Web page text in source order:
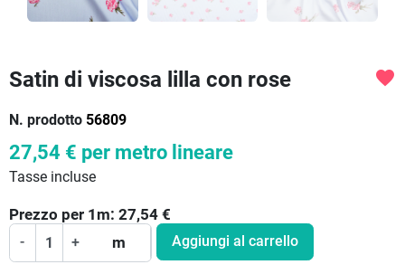
Satin di viscosa lilla con rose
N. prodotto 56809
favorite
27,54 € per metro lineare
Tasse incluse
Prezzo per 1 m: 27,54 €
- + m Aggiungi al carrello